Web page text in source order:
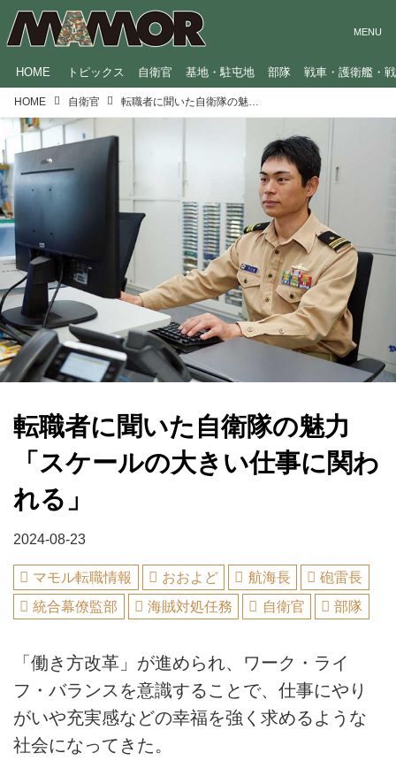
HOME トピックス 自衛官 基地・駐屯地 部隊 戦車・護衛艦・
HOME 自衛官
転職者に聞いた自衛隊の魅力
「スケールの大きい仕事に関わ
れる」
2024-08-23
マモル転職情報 おおよど 航海長
砲雷長
統合幕僚監部
海賊対処任務 自衛官 部隊
「働き方改革」が進められ、ワーク・ライ
フ・バランスを意識することで、仕事にやり
がいや充実感などの幸福を強く求めるような
社会になってきた。